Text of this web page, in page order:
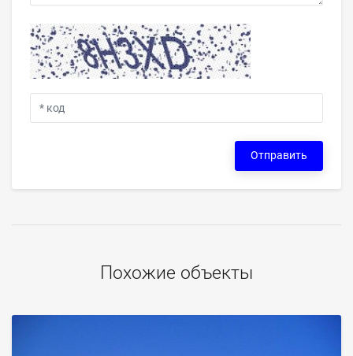
Отправить
Похожие объекты